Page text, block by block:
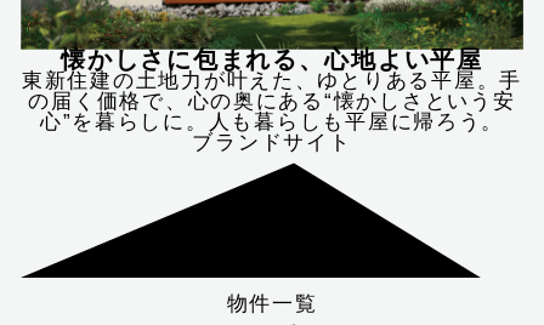
懐かしさに包まれる、心地よい平屋
東新住建の土地力が叶えた、ゆとりある平屋。手
の届く価格で、心の奥にある“懐かしさという安
心”を暮らしに。人も暮らしも平屋に帰ろう。
ブランドサイト
物件一覧